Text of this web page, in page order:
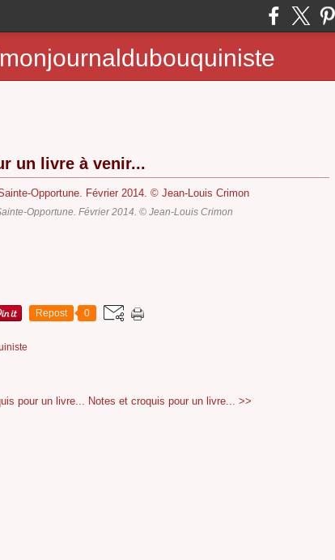
un livre à venir...
Opportune. Février 2014. © Jean-Louis Crimon
Repost 0
pour un livre... Notes et croquis pour un livre... >>